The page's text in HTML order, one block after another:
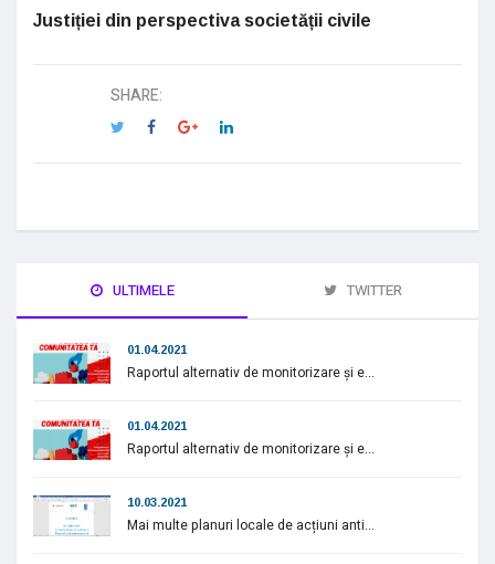
Justiției din perspectiva societății civile
SHARE:
ULTIMELE TWITTER
01.04.2021
Raportul alternativ de monitorizare și e...
01.04.2021
Raportul alternativ de monitorizare și e...
10.03.2021
Mai multe planuri locale de acțiuni anti...